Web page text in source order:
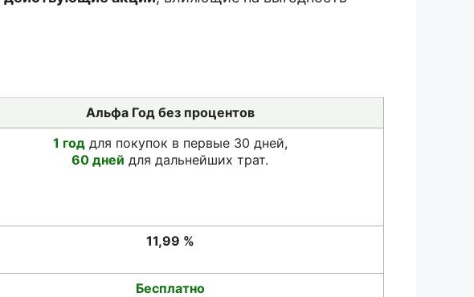
Альфа Год без процентов
1 годдля покупок в первые 30 дней,
60 дней для дальнейших трат.
11,99 %
Бесплатно